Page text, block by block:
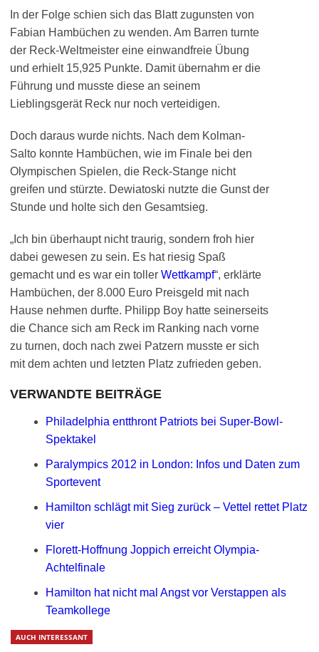
In der Folge schien sich das Blatt zugunsten von
Fabian Hambüchen zu wenden. Am Barren turnte
der Reck-Weltmeister eine einwandfreie Übung
und erhielt 15,925 Punkte. Damit übernahm er die
Führung und musste diese an seinem
Lieblingsgerät Reck nur noch verteidigen.
Doch daraus wurde nichts. Nach dem Kolman-
Salto konnte Hambüchen, wie im Finale bei den
Olympischen Spielen, die Reck-Stange nicht
greifen und stürzte. Dewiatoski nutzte die Gunst der
Stunde und holte sich den Gesamtsieg.
„Ich bin überhaupt nicht traurig, sondern froh hier
dabei gewesen zu sein. Es hat riesig Spaß
gemacht und es war ein toller Wettkampf“, erklärte
Hambüchen, der 8.000 Euro Preisgeld mit nach
Hause nehmen durfte. Philipp Boy hatte seinerseits
die Chance sich am Reck im Ranking nach vorne
zu turnen, doch nach zwei Patzern musste er sich
mit dem achten und letzten Platz zufrieden geben.
VERWANDTE BEITRÄGE
Philadelphia entthront Patriots bei Super-Bowl-
Spektakel
Paralympics 2012 in London: Infos und Daten zum
Sportevent
Hamilton schlägt mit Sieg zurück – Vettel rettet Platz
vier
Florett-Hoffnung Joppich erreicht Olympia-
Achtelfinale
Hamilton hat nicht mal Angst vor Verstappen als
Teamkollege
AUCH INTERESSANT